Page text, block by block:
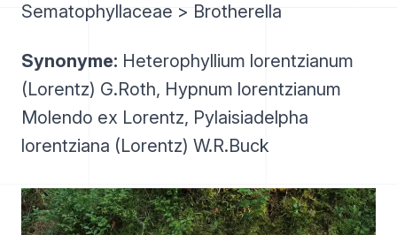
Sematophyllaceae > Brotherella
Synonyme: Heterophyllium lorentzianum
(Lorentz) G.Roth, Hypnum lorentzianum
Molendo ex Lorentz, Pylaisiadelpha
lorentziana (Lorentz) W.R.Buck